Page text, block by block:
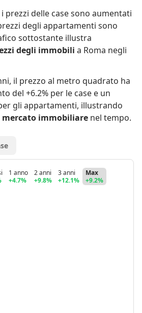
i prezzi delle case sono aumentati
degli appartamenti sono
sottostante illustra
degli immobili a Roma negli
, il prezzo al metro quadrato ha
del +6.2% per le case e un
gli appartamenti, illustrando
mercato immobiliare nel tempo.
1 anno
+4.7%
2 anni
+9.8%
3 anni
+12.1%
Max
+9.2%